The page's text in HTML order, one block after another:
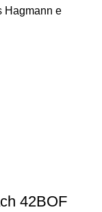
Hagmann e
42BOF